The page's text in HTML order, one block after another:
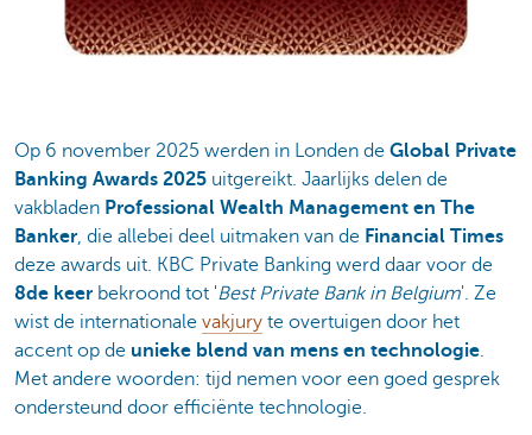
Op 6 november 2025 werden in Londen de Global Private
Banking Awards 2025 uitgereikt. Jaarlijks delen de
vakbladen Professional Wealth Management en The
Banker, die allebei deel uitmaken van de Financial Times
deze awards uit. KBC Private Banking werd daar voor de
8de keer bekroond tot 'Best Private Bank in Belgium'. Ze
wist de internationale vakjury te overtuigen door het
accent op de unieke blend van mens en technologie.
Met andere woorden: tijd nemen voor een goed gesprek
ondersteund door efficiënte technologie.